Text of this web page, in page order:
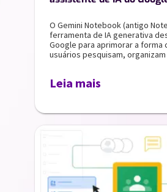
O Gemini Notebook (antigo
ferramenta de IA generativa
Google para aprimorar a forma
usuários pesquisam, organizam
Leia mais